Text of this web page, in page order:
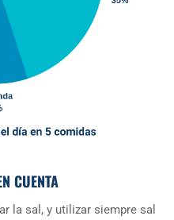
CUENTA
la sal, y utilizar siempre sal